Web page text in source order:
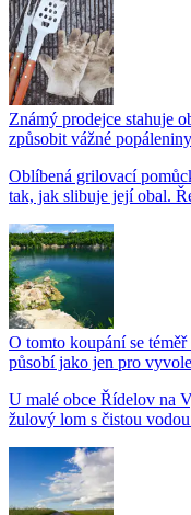
Známý prodejce stahuje
způsobit vážné popáleniny
Oblíbená grilovací
tak, jak slibuje její obal.
O tomto koupání se
působí jako jen pro
U malé obce Řídelov na
žulový lom s čistou